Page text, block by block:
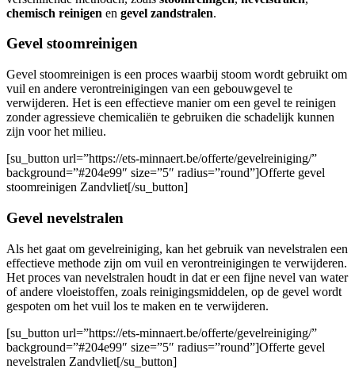
chemisch reinigen en gevel zandstralen.
Gevel stoomreinigen
Gevel stoomreinigen is een proces waarbij stoom wordt gebruikt om
vuil en andere verontreinigingen van een gebouwgevel te
verwijderen. Het is een effectieve manier om een ​​gevel te reinigen
zonder agressieve chemicaliën te gebruiken die schadelijk kunnen
zijn voor het milieu.
[su_button url=”https://ets-minnaert.be/offerte/gevelreiniging/”
background=”#204e99″ size=”5″ radius=”round”]Offerte gevel
stoomreinigen Zandvliet[/su_button]
Gevel nevelstralen
Als het gaat om gevelreiniging, kan het gebruik van nevelstralen een
effectieve methode zijn om vuil en verontreinigingen te verwijderen.
Het proces van nevelstralen houdt in dat er een fijne nevel van water
of andere vloeistoffen, zoals reinigingsmiddelen, op de gevel wordt
gespoten om het vuil los te maken en te verwijderen.
[su_button url=”https://ets-minnaert.be/offerte/gevelreiniging/”
background=”#204e99″ size=”5″ radius=”round”]Offerte gevel
nevelstralen Zandvliet[/su_button]